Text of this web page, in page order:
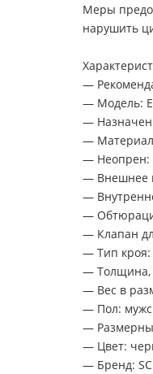
Меры
нарушить
—
— Модель:
—
—
— Неопрен:
— Внешнее
—
—
— Клапан
— Тип кроя:
— Толщина,
— Вес в
— Пол:
—
— Цвет:
— Бренд: